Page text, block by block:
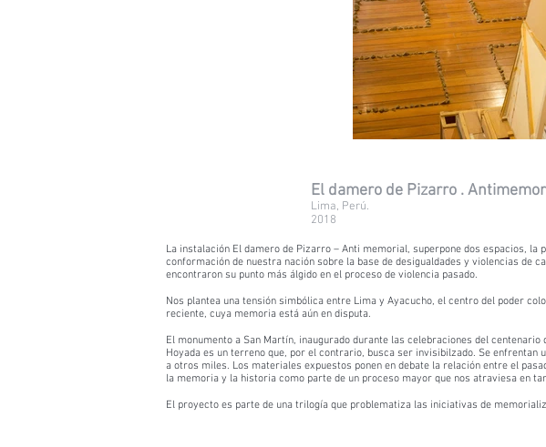
La instalación El damero de Pizarro – Anti memorial, superpone dos espacios,
conformación de nuestra nación sobre la base de desigualdades y violencias
encontraron su punto más álgido en el proceso de violencia pasado.
Nos plantea una tensión simbólica entre Lima y Ayacucho, el centro del poder
reciente, cuya memoria está aún en disputa.
El monumento a San Martín, inaugurado durante las celebraciones del
Hoyada es un terreno que, por el contrario, busca ser invisibilzado. Se
a otros miles. Los materiales expuestos ponen en debate la relación entre el
la memoria y la historia como parte de un proceso mayor que nos atraviesa en
El proyecto es parte de una trilogía que problematiza las iniciativas de
El damero de Pizarro .
Lima, Perú.
2018